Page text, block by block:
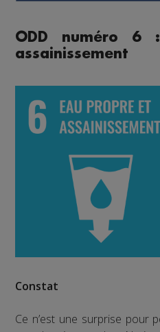
ODD numéro 6
assainissement
Constat
Ce n’est une surprise pour